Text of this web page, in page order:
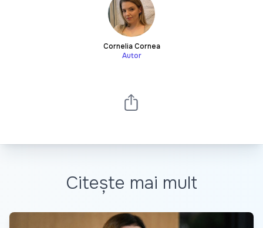
Cornelia Cornea
Autor
Citește mai mult